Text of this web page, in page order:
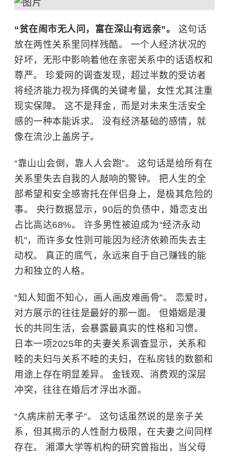
“贫在闹市无人问，富在深山有远亲”。 这句话
放在两性关系里同样残酷。 一个人经济状况的
好坏，无形中影响着他在亲密关系中的话语权和
尊严。 珍爱网的调查发现，超过半数的受访者
将经济能力视为择偶的关键考量，女性尤其注重
现实保障。 这不是拜金，而是对未来生活安全
感的一种本能诉求。 没有经济基础的感情，就
像在流沙上盖房子。
“靠山山会倒，靠人人会跑”。 这句话是给所有在
关系里失去自我的人敲响的警钟。 把人生的全
部希望和安全感寄托在伴侣身上，是极其危险的
事。 央行数据显示，90后的负债中，婚恋支出
占比高达68%。 许多男性被迫成为“经济永动
机”，而许多女性则可能因为经济依赖而失去主
动权。 真正的底气，永远来自于自己赚钱的能
力和独立的人格。
“知人知面不知心，画人画皮难画骨”。 恋爱时，
对方展示的往往是最好的那一面。 但婚姻是漫
长的共同生活，会暴露最真实的性格和习惯。
日本一项2025年的夫妻关系调查显示，关系和
睦的夫妇与关系不睦的夫妇，在私房钱的数额和
用途上存在明显差异。 金钱观、消费观的深层
冲突，往往在婚后才浮出水面。
“久病床前无孝子”。 这句话虽然说的是亲子关
系，但其揭示的人性耐力极限，在夫妻之间同样
存在。 湘潭大学等机构的研究曾指出，当父母